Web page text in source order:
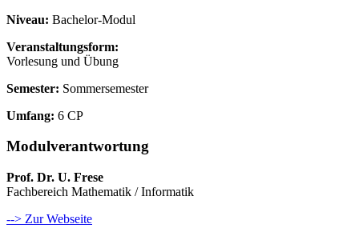
Niveau: Bachelor-Modul
Veranstaltungsform:
Vorlesung und Übung
Semester: Sommersemester
Umfang: 6 CP
Modulverantwortung
Prof. Dr. U. Frese
Fachbereich Mathematik / Informatik
--> Zur Webseite